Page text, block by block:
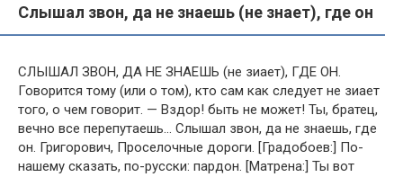
Слышал звон, да не знаешь (не знает), где он
СЛЫШАЛ ЗВОН, ДА НЕ ЗНАЕШЬ (не зиает), ГДЕ ОН.
Говорится тому (или о том), кто сам как следует не зиает
того, о чем говорит. — Вздор! быть не может! Ты, братец,
вечно все перепутаешь… Слышал звон, да не знаешь, где
он. Григорович, Проселочные дороги. [Градобоев:] По-
нашему сказать, по-русски: пардон. [Матрена:] Ты вот